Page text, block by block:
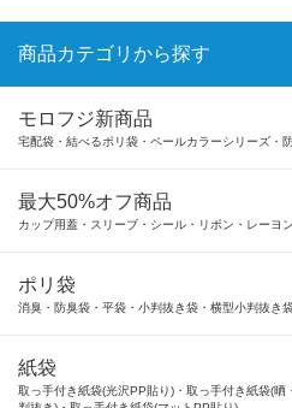
商品カテゴリから探す
モロフジ新商品
宅配袋・結べるポリ袋・ペールカラーシリーズ・
最大50%オフ商品
カップ用蓋・スリーブ・シール・リボン・レーヨ
ポリ袋
消臭・防臭袋・平袋・小判抜き袋・横型小判抜き
紙袋
取っ手付き紙袋(光沢PP貼り)・取っ手付き紙袋(晒